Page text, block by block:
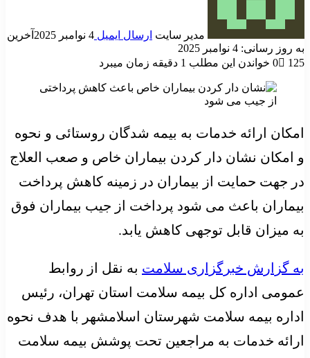
مدیر سایت ارسال ایمیل 4 نوامبر 2025
آخرین
به روز رسانی: 4 نوامبر 2025
0
125 خواندن این مطلب 1 دقیقه زمان میبرد
امکان ارائه خدمات به بیمه شدگان روستائی و نحوه
و امکان نشان دار کردن بیماران خاص و صعب العلاج
در جهت حمایت از بیماران در زمینه کاهش پرداخت
بیماران باعث می شود پرداخت از جیب بیماران فوق
به میزان قابل توجهی کاهش یابد.
به گزارش خبرگزاری سلامت به نقل از روابط
عمومی اداره کل بیمه سلامت استان تهران، رئیس
اداره بیمه سلامت شهرستان اسلامشهر با هدف نحوه
ارائه خدمات به مراجعین تحت پوشش بیمه سلامت